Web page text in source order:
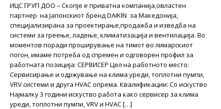
ИЦС ГРУП ДОО – Скопје e приватна компанија,овластен
партнер на Јапонскиот бренд DAIKIN за Македонија,
специјализирана за проектирање,продажба и изведба на
системи за греење, ладење, климатизација и вентилација. Во
моментов поради проширување на тимот во лимарскиот
погон, имаме потреба од спремен и одговорен профил за
работната позиција: СЕРВИСЕР Цел на работното место:
Сервисирање и одржување на клима уреди, топлотни пумпи,
VRV системи и друга HVAC опрема. Квалификации: Со искуство
Најмалку 3 години искуство работа како сервисер за клима
уреди, топлотни пумпи, VRV и HVAC […]